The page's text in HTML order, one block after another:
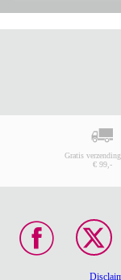
Gratis
€ 99,-